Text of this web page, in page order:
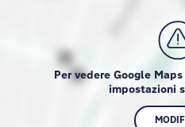
Per vedere Google
impostazioni